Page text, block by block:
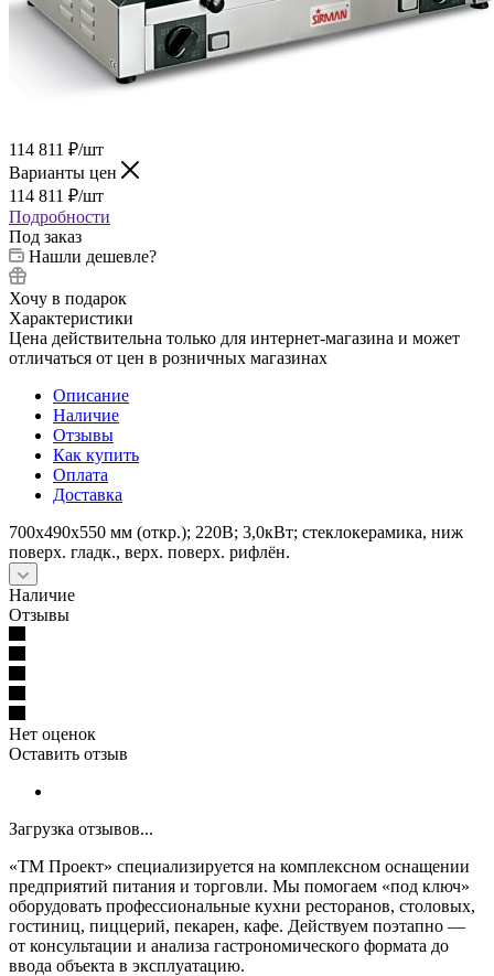
114 811 ₽/шт
Варианты цен
114 811 ₽/шт
Подробности
Под заказ
Нашли дешевле?
Хочу в подарок
Характеристики
Цена действительна только для интернет-магазина и может
отличаться от цен в розничных магазинах
Описание
Наличие
Отзывы
Как купить
Оплата
Доставка
700х490х550 мм (откр.); 220В; 3,0кВт; стеклокерамика, ниж
поверх. гладк., верх. поверх. рифлён.
Наличие
Отзывы
Нет оценок
Оставить отзыв
Загрузка отзывов...
«ТМ Проект» специализируется на комплексном оснащении
предприятий питания и торговли. Мы помогаем «под ключ»
оборудовать профессиональные кухни ресторанов, столовых,
гостиниц, пиццерий, пекарен, кафе. Действуем поэтапно —
от консультации и анализа гастрономического формата до
ввода объекта в эксплуатацию.